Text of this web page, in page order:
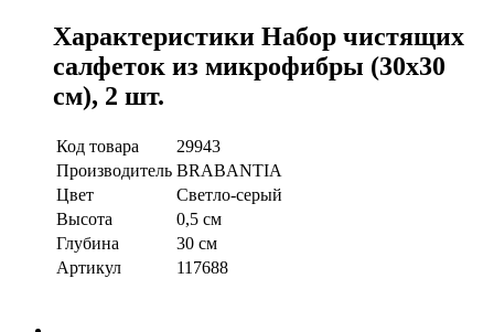
Характеристики Набор чистящих
салфеток из микрофибры (30x30
см), 2 шт.
Код товара
29943
Производитель BRABANTIA
Цвет
Светло-серый
Высота
0,5 см
Глубина
30 см
Артикул
117688